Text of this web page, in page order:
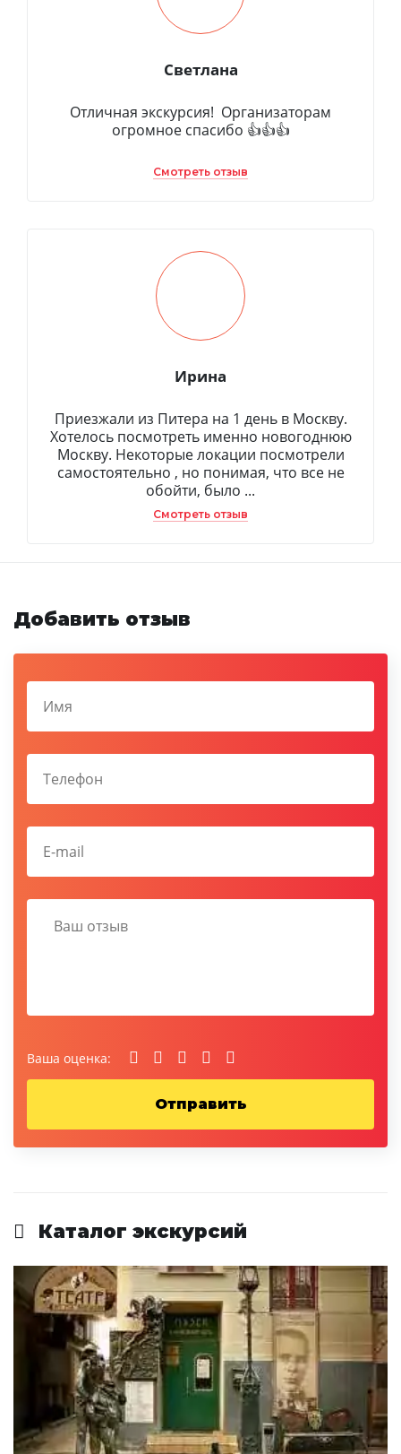
Светлана
Отличная экскурсия! Организаторам
огромное спасибо 👍👍👍
Смотреть отзыв
Ирина
Приезжали из Питера на 1 день в Москву.
Хотелось посмотреть именно новогоднюю
Москву. Некоторые локации посмотрели
самостоятельно , но понимая, что все не
обойти, было ...
Смотреть отзыв
Добавить отзыв
Ваша оценка:
Каталог экскурсий